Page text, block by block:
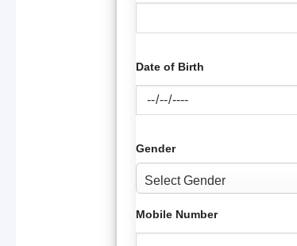
Date of Birth
Gender
Mobile Number